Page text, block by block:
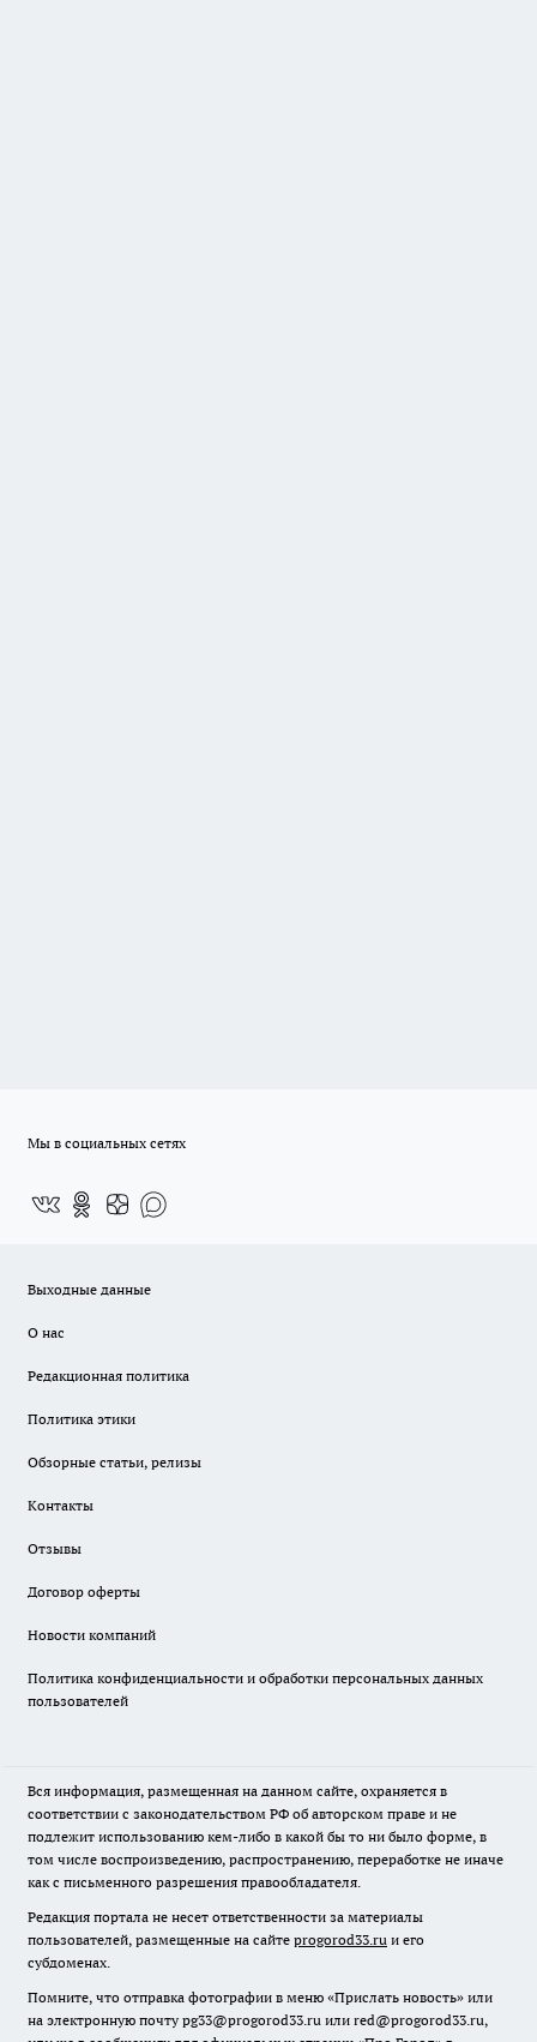
Мы в социальных сетях
Выходные данные
О нас
Редакционная политика
Политика этики
Обзорные статьи, релизы
Контакты
Отзывы
Договор оферты
Новости компаний
Политика конфиденциальности и обработки персональных данных
пользователей
Вся информация, размещенная на данном сайте, охраняется в
соответствии с законодательством РФ об авторском праве и не
подлежит использованию кем-либо в какой бы то ни было форме, в
том числе воспроизведению, распространению, переработке не иначе
как с письменного разрешения правообладателя.
Редакция портала не несет ответственности за материалы
пользователей, размещенные на сайте progorod33.ru и его
субдоменах.
Помните, что отправка фотографии в меню «Прислать новость» или
на электронную почту pg33@progorod33.ru или red@progorod33.ru,